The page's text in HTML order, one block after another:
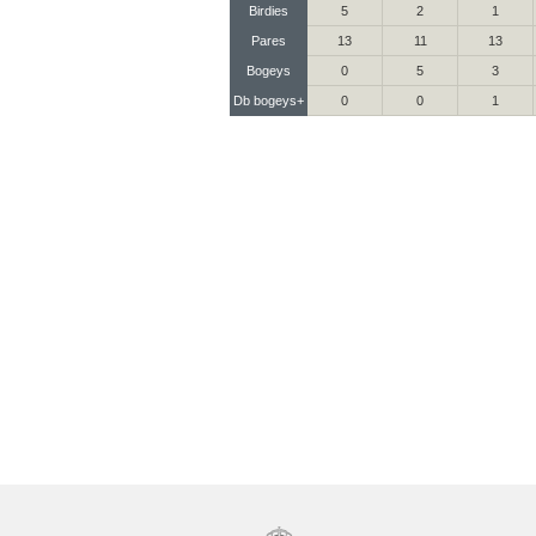
Birdies 5 2 1
Pares 13 11 13
Bogeys 0 5 3
Db bogeys+ 0 0 1